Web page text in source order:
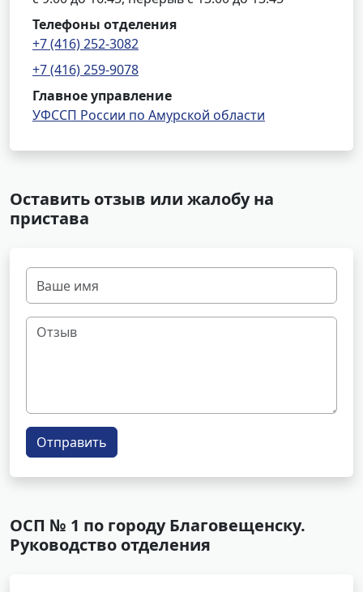
Телефоны отделения
+7 (416) 252-3082
+7 (416) 259-9078
Главное управление
УФССП России по Амурской области
Оставить отзыв или жалобу на
пристава
Отправить
ОСП № 1 по городу Благовещенску.
Руководство отделения